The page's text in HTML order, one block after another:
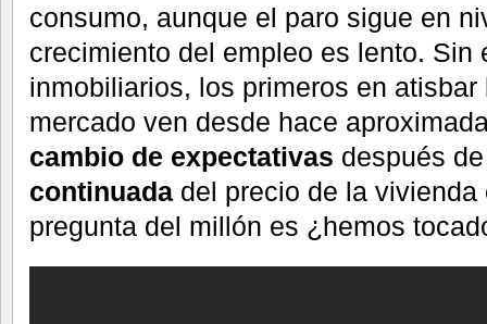
consumo, aunque el paro sigue en
crecimiento del empleo es lento. Sin
inmobiliarios, los primeros en
mercado ven desde hace
cambio de expectativas después
continuada del precio de la
pregunta del millón es ¿hemos